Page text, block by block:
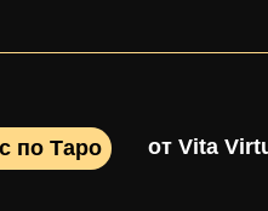
от Vita
по Таро